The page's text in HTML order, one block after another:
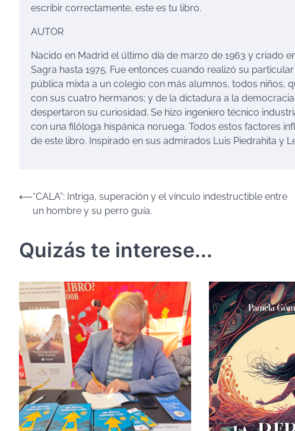
escribir correctamente, este es tu libro.
AUTOR
Nacido en Madrid el último día de marzo de 1963 y criado
Sagra hasta 1975. Fue entonces cuando realizó su
pública mixta a un colegio con más alumnos, todos niños,
con sus cuatro hermanos; y de la dictadura a la
despertaron su curiosidad. Se hizo ingeniero técnico
con una filóloga hispánica noruega. Todos estos factores
de este libro. Inspirado en sus admirados Luis Piedrahita y
Navegación
⟵“CALA”: Intriga, superación y el vínculo indestructible entre
un hombre y su perro guía.
Quizás te interese...